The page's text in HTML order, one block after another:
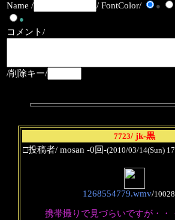
Name /
/ FontColor/ ●
●
コメント/
/削除キー/
7723/ jk-黒
□投稿者/ mosan -0回-(2010/03/14(Sun)
1268554779.wmv/
携帯撮りで見づらいですが・・